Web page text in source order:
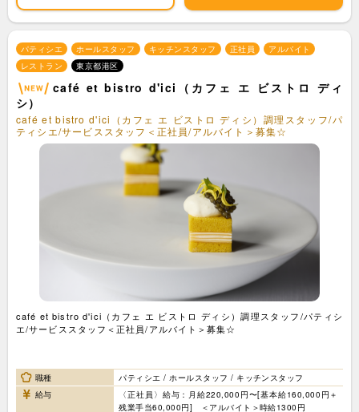
パティシエ ホールスタッフ キッチンスタッフ 正社員
アルバイト
レストラン
東京都港区
café et bistro d'ici（カフェ エ ビストロ ディ
シ）
café et bistro d'ici（カフェ エ ビストロ ディシ）調理スタッフ/パ
ティシエ/サービススタッフ＜正社員/アルバイト＞募集☆
café et bistro d'ici（カフェ エ ビストロ ディシ）調理スタッフ/パティシ
エ/サービススタッフ＜正社員/アルバイト＞募集☆
職種
パティシエ / ホールスタッフ / キッチンスタッフ
給与
〈正社員〉給与：月給220,000円〜[基本給160,000円＋
残業手当60,000円] ＜アルバイト＞時給1300円